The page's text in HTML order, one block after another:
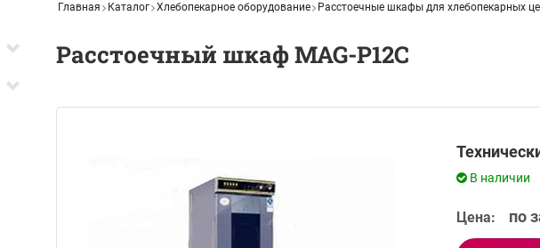
Главная Каталог Хлебопекарное оборудование Расстоечные шкафы для хлебопекарных
Расстоечный шкаф MAG-P12C
В наличии
Цена: по